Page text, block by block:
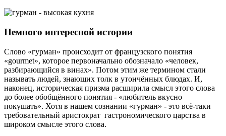
Немного интересной истории
Слово «гурман» происходит от французского понятия
«gourmet», которое первоначально обозначало «человек,
разбирающийся в винах». Потом этим же термином стали
называть людей, знающих толк в утончённых блюдах. И,
наконец, историческая призма расширила смысл этого слова
до более обобщённого понятия - «любитель вкусно
покушать». Хотя в нашем сознании «гурман» - это всё-таки
требовательный аристократ гастрономического царства в
широком смысле этого слова.